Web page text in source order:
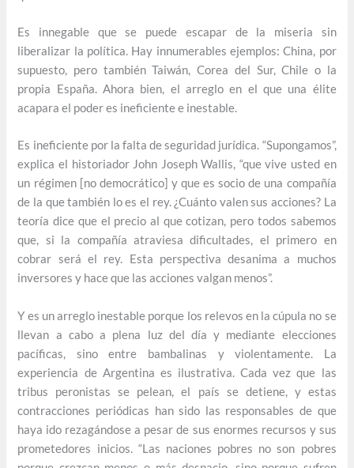
Es innegable que se puede escapar de la miseria sin
liberalizar la política. Hay innumerables ejemplos: China, por
supuesto, pero también Taiwán, Corea del Sur, Chile o la
propia España. Ahora bien, el arreglo en el que una élite
acapara el poder es ineficiente e inestable.
Es ineficiente por la falta de seguridad jurídica. “Supongamos”,
explica el historiador John Joseph Wallis, “que vive usted en
un régimen [no democrático] y que es socio de una compañía
de la que también lo es el rey. ¿Cuánto valen sus acciones? La
teoría dice que el precio al que cotizan, pero todos sabemos
que, si la compañía atraviesa dificultades, el primero en
cobrar será el rey. Esta perspectiva desanima a muchos
inversores y hace que las acciones valgan menos”.
Y es un arreglo inestable porque los relevos en la cúpula no se
llevan a cabo a plena luz del día y mediante elecciones
pacíficas, sino entre bambalinas y violentamente. La
experiencia de Argentina es ilustrativa. Cada vez que las
tribus peronistas se pelean, el país se detiene, y estas
contracciones periódicas han sido las responsables de que
haya ido rezagándose a pesar de sus enormes recursos y sus
prometedores inicios. “Las naciones pobres no son pobres